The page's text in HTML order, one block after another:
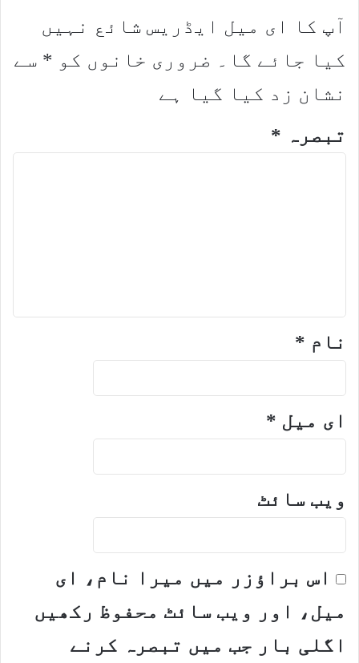
آپ کا ای میل ایڈریس شائع نہیں
کیا جائے گا۔
ضروری خانوں کو * سے
نشان زد کیا گیا ہے
تبصرہ *
نام *
ای میل *
ویب‌ سائٹ
اس براؤزر میں میرا نام، ای
میل، اور ویب سائٹ محفوظ رکھیں
اگلی بار جب میں تبصرہ کرنے